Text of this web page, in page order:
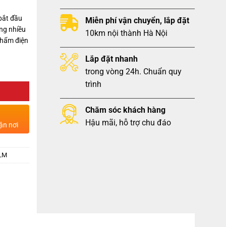
đầu
nhiều
điện
nơi
Miễn phí vận chuyển, lắp đặt
10km nội thành Hà Nội
Lắp đặt nhanh
trong vòng 24h. Chuẩn quy
trình
Chăm sóc khách hàng
Hậu mãi, hỗ trợ chu đáo